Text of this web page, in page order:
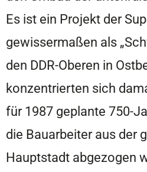
Es ist ein Projekt der
gewissermaßen als
den DDR-Oberen in
konzentrierten sich
für 1987 geplante 750-
die Bauarbeiter aus der
Hauptstadt abgezogen